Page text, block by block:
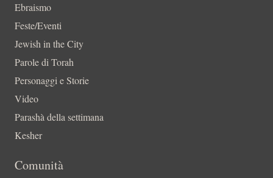
Ebraismo
Feste/Eventi
Jewish in the City
Parole di Torah
Personaggi e Storie
Video
Parashà della settimana
Kesher
Comunità